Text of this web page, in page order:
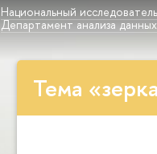
Национальный
Департамент анализа
Тема